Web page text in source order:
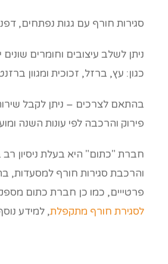
סגירות חורף עם גגות נפתחים,
ניתן לשלב עיצובים וחומרים
כגון: עץ, ברזל, זכוכית ומגוון
בהתאם לצרכים – ניתן לקבל
פירוק והרכבה לפי עונות השנה
חברת "כתום" היא בעלת ניסיון רב
והרכבת סגירות חורף למסעדות,
פרטייים, כמו כן חברת כתום
לסגירת חורף מתקפלת, למידע